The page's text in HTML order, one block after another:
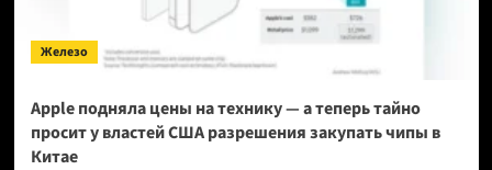
консоли
них
Железо
Apple подняла цены на технику — а теперь тайно
просит у властей США разрешения закупать чипы в
Китае